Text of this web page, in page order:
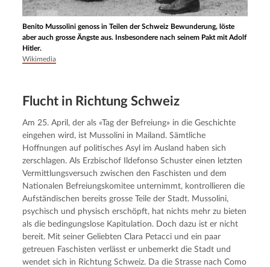
Benito Mussolini genoss in Teilen der Schweiz Bewunderung, löste
aber auch grosse Ängste aus. Insbesondere nach seinem Pakt mit Adolf
Hitler.
Wikimedia
Flucht in Richtung Schweiz
Am 25. April, der als «Tag der Befreiung» in die Geschichte
eingehen wird, ist Mussolini in Mailand. Sämtliche
Hoffnungen auf politisches Asyl im Ausland haben sich
zerschlagen. Als Erzbischof Ildefonso Schuster einen letzten
Vermittlungsversuch zwischen den Faschisten und dem
Nationalen Befreiungskomitee unternimmt, kontrollieren die
Aufständischen bereits grosse Teile der Stadt. Mussolini,
psychisch und physisch erschöpft, hat nichts mehr zu bieten
als die bedingungslose Kapitulation. Doch dazu ist er nicht
bereit. Mit seiner Geliebten Clara Petacci und ein paar
getreuen Faschisten verlässt er unbemerkt die Stadt und
wendet sich in Richtung Schweiz. Da die Strasse nach Como